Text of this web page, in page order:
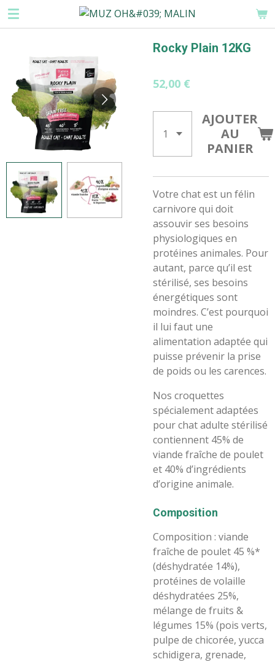
Passer
principal
Rocky Plain 12KG
52,00 €
AJOUTER
AU
PANIER
Votre chat est un félin
carnivore qui doit
assouvir ses besoins
physiologiques en
protéines animales. Pour
autant, parce qu’il est
stérilisé, ses besoins
énergétiques sont
moindres. C’est pourquoi
il lui faut une
alimentation adaptée qui
puisse prévenir la prise
de poids ou les carences.
Nos croquettes
spécialement adaptées
pour chat adulte stérilisé
contiennent 45% de
viande fraîche de poulet
et 40% d’ingrédients
d’origine animale.
Composition
Composition : viande
fraîche de poulet 45 %*
(déshydratée 14%),
protéines de volaille
déshydratées 25%,
mélange de fruits &
légumes 15% (pois verts,
pulpe de chicorée, yucca
schidigera, grenade,